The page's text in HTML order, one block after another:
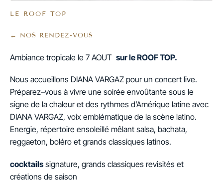
LE ROOF TOP
← NOS RENDEZ-VOUS
Ambiance tropicale le 7 AOUT sur le ROOF TOP.
Nous accueillons DIANA VARGAZ pour un concert live.
Préparez–vous à vivre une soirée envoûtante sous le
signe de la chaleur et des rythmes d’Amérique latine avec
DIANA VARGAZ, voix emblématique de la scène latino.
Energie, répertoire ensoleillé mêlant salsa, bachata,
reggaeton, boléro et grands classiques latinos.
cocktailssignature, grands classiques revisités et
créations de saison